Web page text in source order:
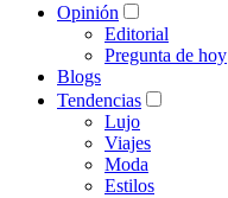
Opinión
Editorial
Pregunta de hoy
Blogs
Tendencias
Lujo
Viajes
Moda
Estilos